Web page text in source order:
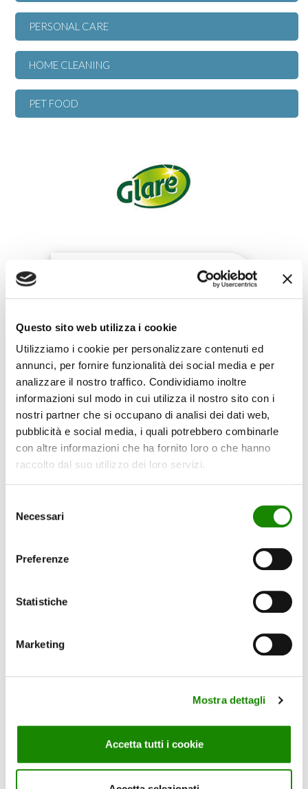
Questo sito web utilizza i cookie
Utilizziamo i cookie per personalizzare contenuti ed
annunci, per fornire funzionalità dei social media e per
analizzare il nostro traffico. Condividiamo inoltre
informazioni sul modo in cui utilizza il nostro sito con i
nostri partner che si occupano di analisi dei dati web,
pubblicità e social media, i quali potrebbero combinarle
con altre informazioni che ha fornito loro o che hanno
raccolto dal suo utilizzo dei loro servizi.
delNecessari
Preferenze
Statistiche
Marketing
Mostra dettagli
Accetta tutti i cookie
PERSONAL CARE
HOME CLEANING
PET FOOD
TABS CLASSICHE LAVASTOVIGLIE CLASSICHE 40 PZ